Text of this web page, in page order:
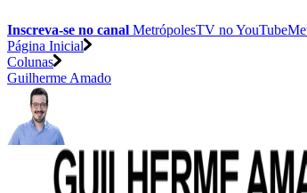
Inscreva-se no canal MetrópolesTV noYouTube
Página Inicial
Colunas
Guilherme Amado